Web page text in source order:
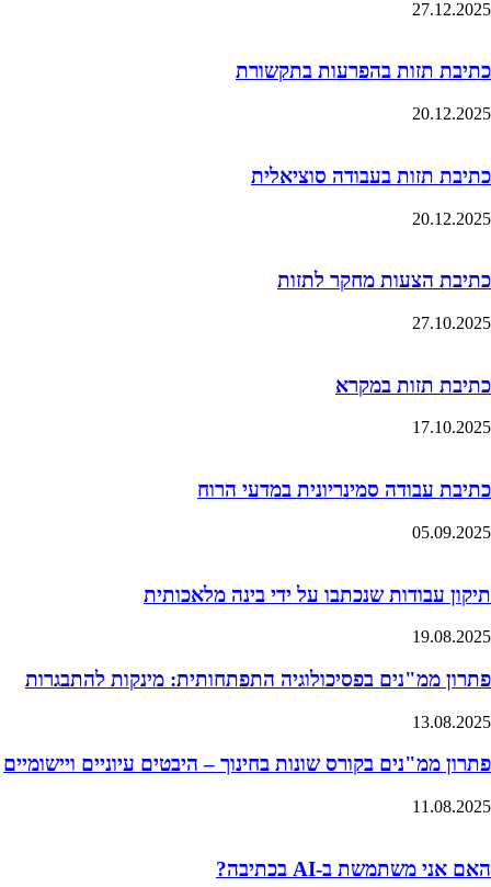
27.12.2025
כתיבת תזות בהפרעות בתקשורת
20.12.2025
כתיבת תזות בעבודה סוציאלית
20.12.2025
כתיבת הצעות מחקר לתזות
27.10.2025
כתיבת תזות במקרא
17.10.2025
כתיבת עבודה סמינריונית במדעי הרוח
05.09.2025
תיקון עבודות שנכתבו על ידי בינה מלאכותית
19.08.2025
פתרון ממ"נים בפסיכולוגיה התפתחותית: מינקות להתבגרות
13.08.2025
פתרון ממ"נים בקורס שונות בחינוך – היבטים עיוניים ויישומיים
11.08.2025
האם אני משתמשת ב-AI בכתיבה?